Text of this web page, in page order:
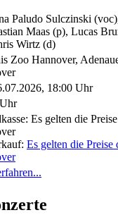
Paludo Sulczinski
Maas (p), Lucas
Wirtz (d)
Zoo Hannover,
18:00 Uhr
Es gelten die
Es gelten die Preise